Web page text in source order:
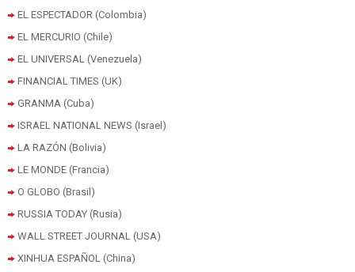
EL ESPECTADOR (Colombia)
EL MERCURIO (Chile)
EL UNIVERSAL (Venezuela)
FINANCIAL TIMES (UK)
GRANMA (Cuba)
ISRAEL NATIONAL NEWS (Israel)
LA RAZÓN (Bolivia)
LE MONDE (Francia)
O GLOBO (Brasil)
RUSSIA TODAY (Rusia)
WALL STREET JOURNAL (USA)
XINHUA ESPAÑOL (China)